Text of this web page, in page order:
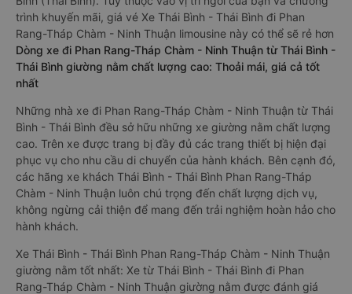
trình khuyến mãi, giá vé Xe Thái Bình - Thái Bình đi Phan
Rang-Tháp Chàm - Ninh Thuận limousine này có thể sẽ rẻ hơn
Dòng xe đi Phan Rang-Tháp Chàm - Ninh Thuận từ Thái Bình -
Thái Bình giường nằm chất lượng cao: Thoải mái, giá cả tốt
nhất
Những nhà xe đi Phan Rang-Tháp Chàm - Ninh Thuận từ Thái
Bình - Thái Bình đều sở hữu những xe giường nằm chất lượng
cao. Trên xe được trang bị đầy đủ các trang thiết bị hiện đại
phục vụ cho nhu cầu di chuyển của hành khách. Bên cạnh đó,
các hãng xe khách Thái Bình - Thái Bình Phan Rang-Tháp
Chàm - Ninh Thuận luôn chú trọng đến chất lượng dịch vụ,
không ngừng cải thiện để mang đến trải nghiệm hoàn hảo cho
hành khách.
Xe Thái Bình - Thái Bình Phan Rang-Tháp Chàm - Ninh Thuận
giường nằm tốt nhất: Xe từ Thái Bình - Thái Bình đi Phan
Rang-Tháp Chàm - Ninh Thuận giường nằm được đánh giá